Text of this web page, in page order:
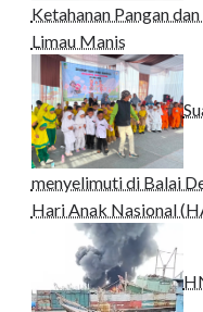
Ketahanan Pangan
Limau Manis
menyelimuti di Balai
Hari Anak Nasional